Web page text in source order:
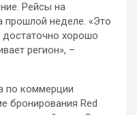
Рейсы на
прошлой неделе. «Это
хорошо
регион», –
по коммерции
бронирования Red